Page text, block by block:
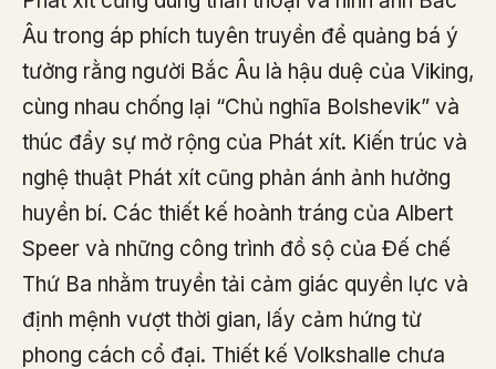
Âu trong áp phích tuyên truyền để quảng bá ý
tưởng rằng người Bắc Âu là hậu duệ của Viking,
cùng nhau chống lại “Chủ nghĩa Bolshevik” và
thúc đẩy sự mở rộng của Phát xít. Kiến trúc và
nghệ thuật Phát xít cũng phản ánh ảnh hưởng
huyền bí. Các thiết kế hoành tráng của Albert
Speer và những công trình đồ sộ của Đế chế
Thứ Ba nhằm truyền tải cảm giác quyền lực và
định mệnh vượt thời gian, lấy cảm hứng từ
phong cách cổ đại. Thiết kế Volkshalle chưa